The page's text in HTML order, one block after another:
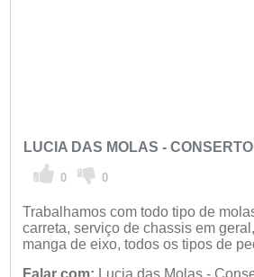
LUCIA DAS MOLAS -
0 0
Trabalhamos com todo tipo de
carreta, serviço de chassis em
manga de eixo, todos os tipos de